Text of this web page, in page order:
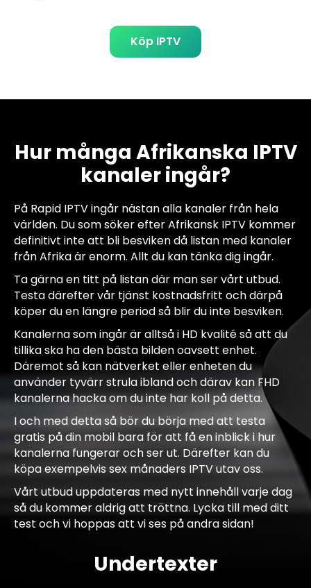
Köp IPTV
Hur många Afrikanska IPTV
kanaler ingår?
På Rapid IPTV ingår nästan alla kanaler från hela
världen. Du som söker efter Afrikansk IPTV kommer
definitivt inte att bli besviken då listan med kanaler
från Afrika är enorm. Allt du kan tänka dig ingår.
Ta gärna en titt på listan där man ser vårt utbud.
Testa därefter vår tjänst kostnadsfritt och därpå
köper du en längre period så blir du inte besviken.
Kanalerna som ingår är alltså i HD kvalité så att du
tillika ska ha den bästa bilden oavsett enhet.
Däremot så kan nätverket eller enheten du
använder tyvärr strula ibland och därav kan FHD
kanalerna hacka om du inte har koll på detta.
I och med detta så bör du börja med att testa
gratis på din mobil bara för att få en inblick i hur
kanalerna fungerar och ser ut. Därefter kan du
köpa exempelvis sex månaders IPTV utav oss.
Vårt utbud uppdateras med nytt innehåll varje dag
så du kommer aldrig att tröttna. Lycka till med ditt
test och vi hoppas att vi ses på andra sidan!
Undertexter